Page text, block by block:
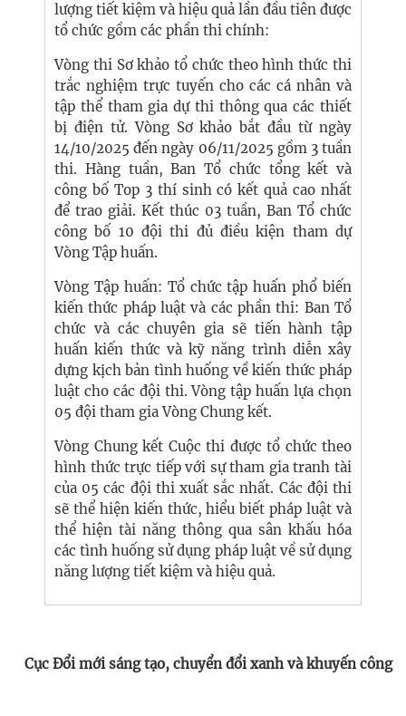
lượng tiết kiệm và hiệu quả lần đầu tiên được
tổ chức gồm các phần thi chính:
Vòng thi Sơ khảo tổ chức theo hình thức thi
trắc nghiệm trực tuyến cho các cá nhân và
tập thể tham gia dự thi thông qua các thiết
bị điện tử. Vòng Sơ khảo bắt đầu từ ngày
14/10/2025 đến ngày 06/11/2025 gồm 3 tuần
thi. Hàng tuần, Ban Tổ chức tổng kết và
công bố Top 3 thí sinh có kết quả cao nhất
để trao giải. Kết thúc 03 tuần, Ban Tổ chức
công bố 10 đội thi đủ điều kiện tham dự
Vòng Tập huấn.
Vòng Tập huấn: Tổ chức tập huấn phổ biến
kiến thức pháp luật và các phần thi: Ban Tổ
chức và các chuyên gia sẽ tiến hành tập
huấn kiến thức và kỹ năng trình diễn xây
dựng kịch bản tình huống về kiến thức pháp
luật cho các đội thi. Vòng tập huấn lựa chọn
05 đội tham gia Vòng Chung kết.
Vòng Chung kết Cuộc thi được tổ chức theo
hình thức trực tiếp với sự tham gia tranh tài
của 05 các đội thi xuất sắc nhất. Các đội thi
sẽ thể hiện kiến thức, hiểu biết pháp luật và
thể hiện tài năng thông qua sân khấu hóa
các tình huống sử dụng pháp luật về sử dụng
năng lượng tiết kiệm và hiệu quả.
Cục Đổi mới sáng tạo, chuyển đổi xanh và khuyến công